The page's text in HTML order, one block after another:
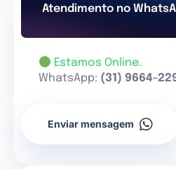
Atendimento no
Estamos Online.
WhatsApp: (31) 9664-
Enviar mensagem